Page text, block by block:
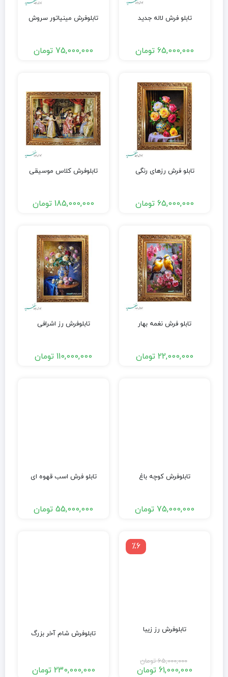
تابلو فرش لاله جدید
65,000,000 تومان
تابلوفرش مینیاتور سروش
75,000,000 تومان
تابلو فرش رزهای رنگی
65,000,000 تومان
تابلوفرش کلاس موسیقی
185,000,000 تومان
تابلو فرش نغمه بهار
22,000,000 تومان
تابلوفرش رز اشرافی
110,000,000 تومان
تابلوفرش کوچه باغ
75,000,000 تومان
تابلو فرش اسب قهوه ای
55,000,000 تومان
٪6
تابلوفرش رز زیبا
65,000,000 تومان
61,000,000 تومان
تابلوفرش شام آخر بزرگ
230,000,000 تومان